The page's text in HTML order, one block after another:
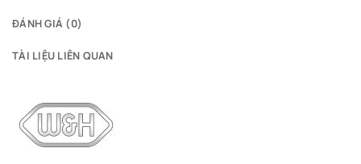
ĐÁNH GIÁ (0)
TÀI LIỆU LIÊN QUAN